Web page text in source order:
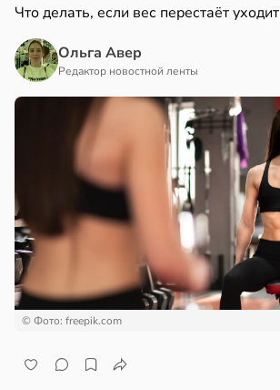
20:01
Что делать, если вес перестаёт уходит
Ольга Авер
Редактор новостной ленты
© Фото: freepik.com
в19:27
в17:21